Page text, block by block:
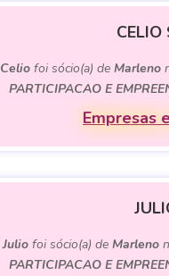
Celio foi sócio(a) deMarleno
PARTICIPACAO E
Empresas
Juliofoi sócio(a) de Marleno
PARTICIPACAO E